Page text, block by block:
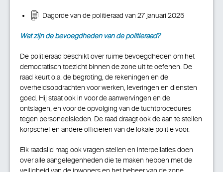
Dagorde van de politieraad van 27 januari 2025
Wat zijn de bevoegdheden van de politieraad?
De politieraad beschikt over ruime bevoegdheden om het
democratisch toezicht binnen de zone uit te oefenen. De
raad keurt o.a. de begroting, de rekeningen en de
overheidsopdrachten voor werken, leveringen en diensten
goed. Hij staat ook in voor de aanwervingen en de
ontslagen, en voor de opvolging van de tuchtprocedures
tegen personeelsleden. De raad draagt ook de aan te stellen
korpschef en andere officieren van de lokale politie voor.
Elk raadslid mag ook vragen stellen en interpellaties doen
over alle aangelegenheden die te maken hebben met de